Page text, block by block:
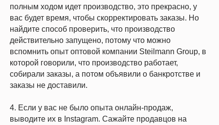
полным ходом идет производство, это прекрасно, у
вас будет время, чтобы скорректировать заказы. Но
найдите способ проверить, что производство
действительно запущено, потому что можно
вспомнить опыт оптовой компании Steilmann Group, в
которой говорили, что производство работает,
собирали заказы, а потом объявили о банкротстве и
заказы не доставили.
4. Если у вас не было опыта онлайн-продаж,
выводите их в Instagram. Сажайте продавцов на